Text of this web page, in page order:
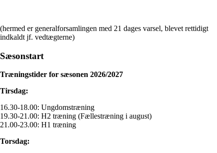
(hermed er generalforsamlingen med 21 dages varsel, blevet rettidigt
indkaldt jf. vedtægterne)
Sæsonstart
Træningstider for sæsonen 2026/2027
Tirsdag:
16.30-18.00: Ungdomstræning
19.30-21.00: H2 træning (Fællestræning i august)
21.00-23.00: H1 træning
Torsdag: